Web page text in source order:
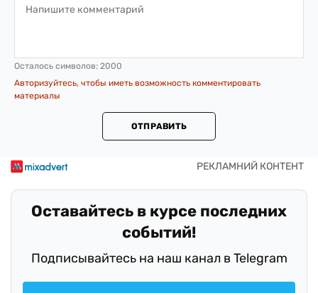
Осталось символов: 2000
Авторизуйтесь, чтобы иметь возможность комментировать
материалы
ОТПРАВИТЬ
Оставайтесь в курсе последних
событий!
Подписывайтесь на наш канал в Telegram